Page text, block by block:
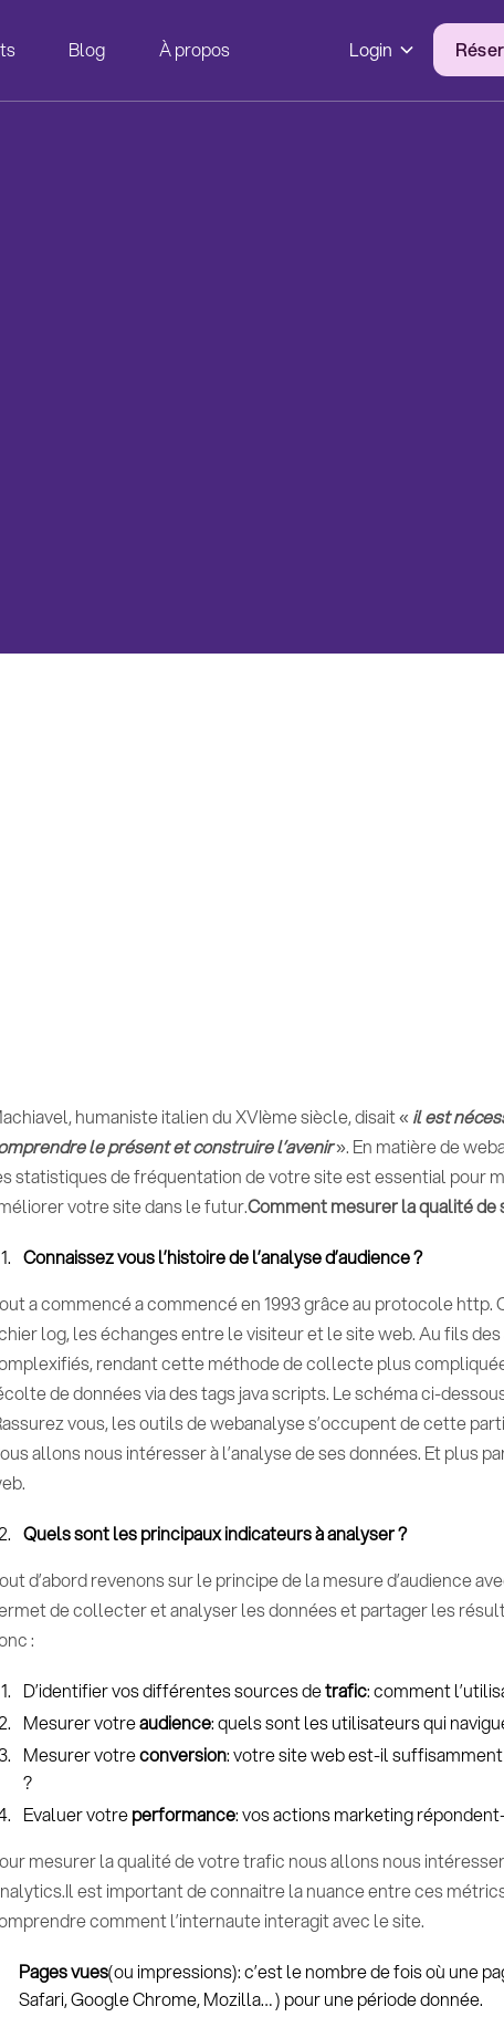
Blog À propos Login
humaniste italien du XVIème siècle, disait « il est
le présent et construire l’avenir». En matière de
statistiques de fréquentation de votre site est essential pour
votre site dans le futur.Comment mesurer la qualité de
Connaissez vous l’histoire de l’analyse d’audience ?
a commencé a commencé en 1993 grâce au protocole http.
log, les échanges entre le visiteur et le site web. Au fils
rendant cette méthode de collecte plus
de données via des tags java scripts. Le schéma ci-
vous, les outils de webanalyse s’occupent de cette
allons nous intéresser à l’analyse de ses données. Et plus
Quels sont les principaux indicateurs à analyser ?
d’abord revenons sur le principe de la mesure d’audience
de collecter et analyser les données et partager les
:
D’identifier vos différentes sources detrafic: comment
Mesurer votreaudience: quels sont les utilisateurs qui
Mesurer votreconversion: votre site web est-il
?
Evaluer votreperformance: vos actions marketing
mesurer la qualité de votre trafic nous allons nous
est important de connaitre la nuance entre ces
comment l’internaute interagit avec le site.
Pages vues(ou impressions): c’est le nombre de fois où une
Safari, Google Chrome, Mozilla… ) pour une période donnée.